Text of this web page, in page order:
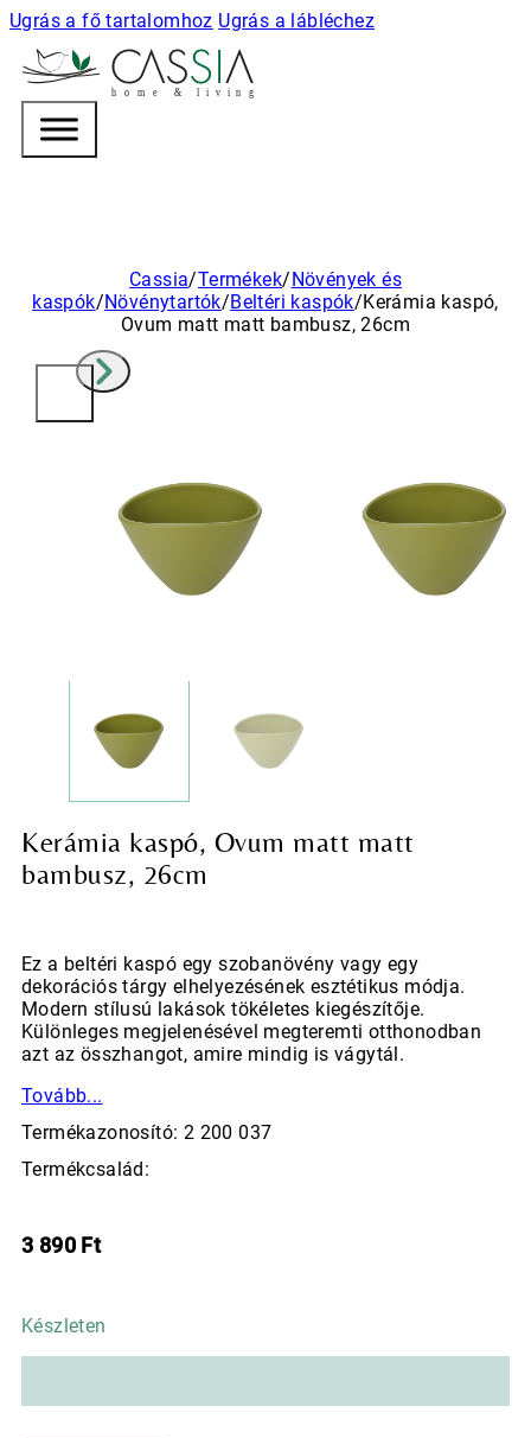
Ugrás a fő tartalomhoz Ugrás a lábléchez
h o m e & l i v i n g
Cassia/Termékek/Növények és
kaspók/Növénytartók/Beltéri kaspók/Kerámia kaspó,
Ovum matt matt bambusz, 26cm
Kerámia kaspó, Ovum matt matt
bambusz, 26cm
Ez a beltéri kaspó egy szobanövény vagy egy
dekorációs tárgy elhelyezésének esztétikus módja.
Modern stílusú lakások tökéletes kiegészítője.
Különleges megjelenésével megteremti otthonodban
azt az összhangot, amire mindig is vágytál.
Tovább...
Termékazonosító: 2 200 037
Termékcsalád:
3 890 Ft
Készleten